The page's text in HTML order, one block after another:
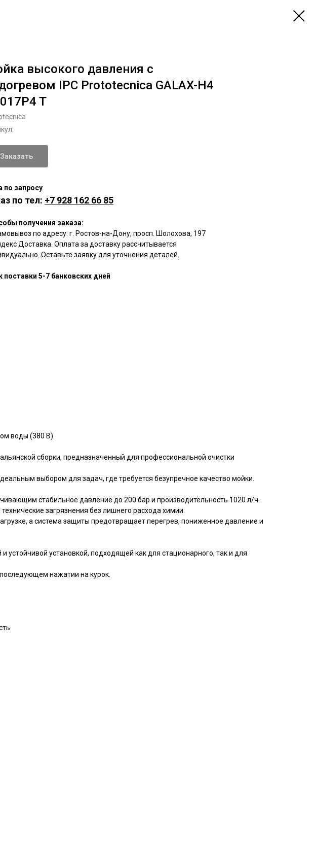
высокого давления c
IPC Prototecnica GALAX-H4
T
Заказать
по запросу
по тел: +7 928 162 66 85
получения заказа:
по адресу: г. Ростов-на-Дону, просп. Шолохова, 197
Доставка. Оплата за доставку рассчитывается
Оставьте заявку для уточнения деталей.
поставки 5-7 банковских дней
воды (380 В)
сборки, предназначенный для профессиональной очистки
выбором для задач, где требуется безупречное качество мойки.
стабильное давление до 200 бар и производительность 1020 л/ч.
загрязнения без лишнего расхода химии.
а система защиты предотвращает перегрев, пониженное давление и
установкой, подходящей как для стационарного, так и для
нажатии на курок.